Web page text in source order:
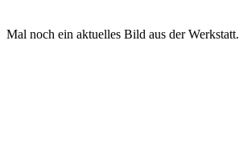
Mal noch ein aktuelles Bild aus der Werkstatt.